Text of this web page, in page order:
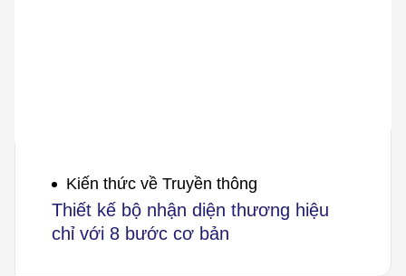
Kiến thức về Truyền thông
Thiết kế bộ nhận diện thương hiệu
chỉ với 8 bước cơ bản